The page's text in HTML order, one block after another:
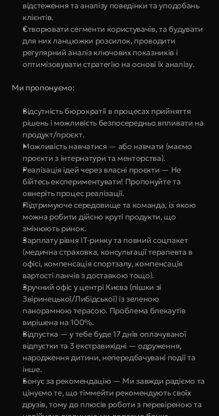
відстеження та аналізу поведінки та уподобань
клієнтів.
Створювати сегменти користувачів, та будувати
для них ланцюжки розсилок, проводити
регулярний аналіз ключових показників і
оптимізовувати стратегію на основі їх аналізу.
Ми пропонуємо:
Відсутність бюрократії в процесах прийняття
рішень і можливість безпосередньо впливати на
продукт/проєкт.
Можливість навчатися — або навчати (маємо
проєкти з інтернатури та менторства).
Реалізація ідей через власні проєкти — Не
бійтесь експериментувати! Пропонуйте та
овнеріть процес реалізації.
Підтримуюче середовище та команда, із якою
можна робити дійсно круті продукти, що
змінюють ринок.
Зарплату рівня IT-ринку та повний соцпакет
(медична страховка, консультації терапевта в
офісі, компенсація спортзалу, компенсація
вартості ланчів з доставкою тощо).
Зручний офіс у центрі Києва (пішки зі
Звіринецької/Либідської) із зеленою
панорамною терасою. Проблема блекаутів
вирішена на 100%.
Відпустка — у тебе буде 17 днів оплачуваної
відпустки та 3 екстравихідні — одруження,
народження дитини, непередбачувані події та
інше.
Бонус за рекомендацію — Ми завжди радіємо та
цінуємо те, що тіммейти рекомендують своїх
друзів, тому до плюсів роботи з перевіреною та